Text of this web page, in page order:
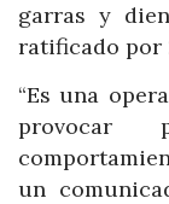
garras y
ratificado por
“Es una
provocar
un